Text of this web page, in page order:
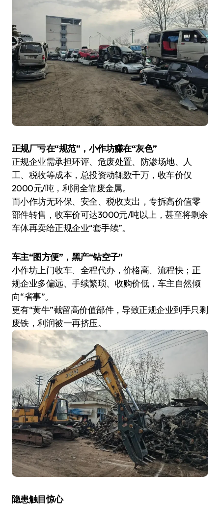
正规厂亏在“规范”，小作坊赚在“灰色”
正规企业需承担环评、危废处置、防渗场地、人
工、税收等成本，总投资动辄数千万，收车价仅
2000元/吨，利润全靠废金属。
而小作坊无环保、安全、税收支出，专拆高价值零
部件转售，收车价可达3000元/吨以上，甚至将剩余
车体再卖给正规企业“套手续”。
车主“图方便”，黑产“钻空子”
小作坊上门收车、全程代办，价格高、流程快；正
规企业多偏远、手续繁琐、收购价低，车主自然倾
向“省事”。
更有“黄牛”截留高价值部件，导致正规企业到手只剩
废铁，利润被一再挤压。
隐患触目惊心